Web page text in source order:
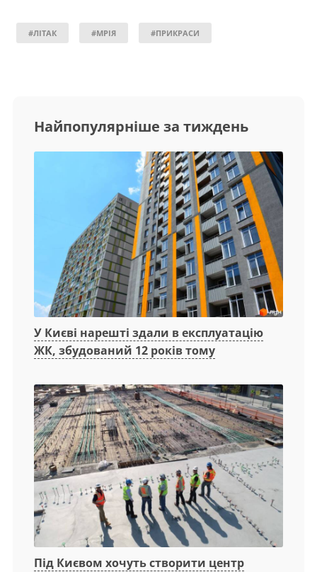
#ЛІТАК #МРІЯ #ПРИКРАСИ
Найпопулярніше за тиждень
У Києві нарешті здали в експлуатацію
ЖК, збудований 12 років тому
Під Києвом хочуть створити центр